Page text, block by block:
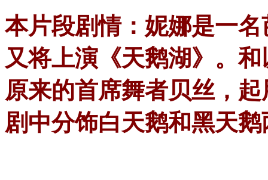
本片段剧情：妮娜是一
又将上演《天鹅湖》。
原来的首席舞者贝丝，
剧中分饰白天鹅和黑天